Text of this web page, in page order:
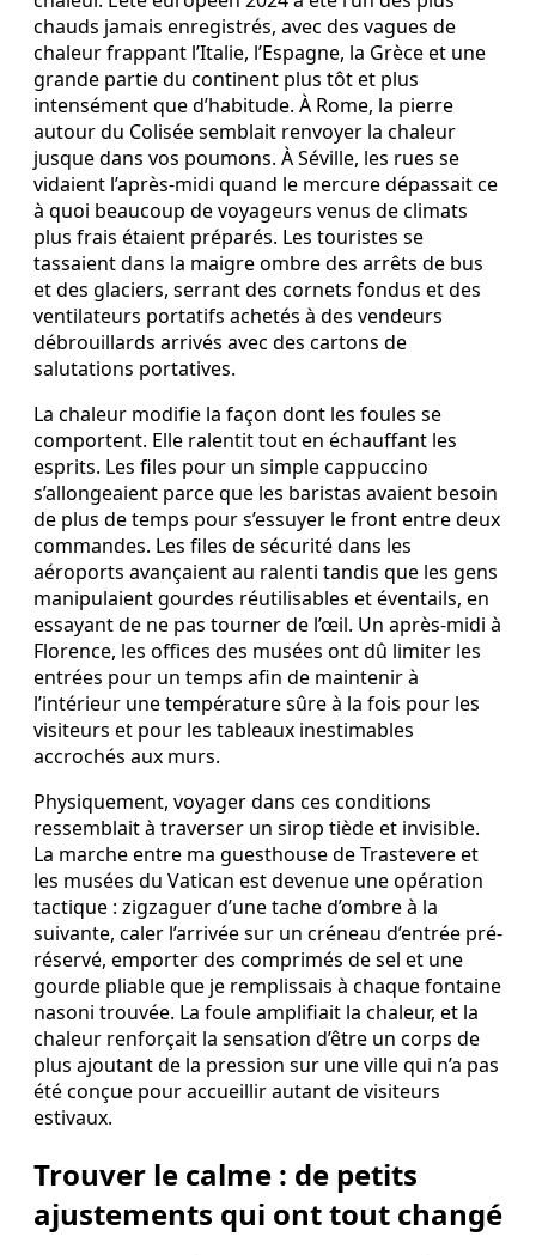
chauds jamais enregistrés, avec des vagues de
chaleur frappant l’Italie, l’Espagne, la Grèce et une
grande partie du continent plus tôt et plus
intensément que d’habitude. À Rome, la pierre
autour du Colisée semblait renvoyer la chaleur
jusque dans vos poumons. À Séville, les rues se
vidaient l’après-midi quand le mercure dépassait ce
à quoi beaucoup de voyageurs venus de climats
plus frais étaient préparés. Les touristes se
tassaient dans la maigre ombre des arrêts de bus
et des glaciers, serrant des cornets fondus et des
ventilateurs portatifs achetés à des vendeurs
débrouillards arrivés avec des cartons de
salutations portatives.
La chaleur modifie la façon dont les foules se
comportent. Elle ralentit tout en échauffant les
esprits. Les files pour un simple cappuccino
s’allongeaient parce que les baristas avaient besoin
de plus de temps pour s’essuyer le front entre deux
commandes. Les files de sécurité dans les
aéroports avançaient au ralenti tandis que les gens
manipulaient gourdes réutilisables et éventails, en
essayant de ne pas tourner de l’œil. Un après-midi à
Florence, les offices des musées ont dû limiter les
entrées pour un temps afin de maintenir à
l’intérieur une température sûre à la fois pour les
visiteurs et pour les tableaux inestimables
accrochés aux murs.
Physiquement, voyager dans ces conditions
ressemblait à traverser un sirop tiède et invisible.
La marche entre ma guesthouse de Trastevere et
les musées du Vatican est devenue une opération
tactique : zigzaguer d’une tache d’ombre à la
suivante, caler l’arrivée sur un créneau d’entrée pré-
réservé, emporter des comprimés de sel et une
gourde pliable que je remplissais à chaque fontaine
nasoni trouvée. La foule amplifiait la chaleur, et la
chaleur renforçait la sensation d’être un corps de
plus ajoutant de la pression sur une ville qui n’a pas
été conçue pour accueillir autant de visiteurs
estivaux.
Trouver le calme : de petits
ajustements qui ont tout changé